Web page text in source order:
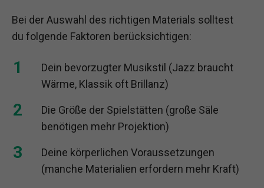
Bei der Auswahl des richtigen Materials solltest
du folgende Faktoren berücksichtigen:
Dein bevorzugter Musikstil (Jazz braucht
Wärme, Klassik oft Brillanz)
Die Größe der Spielstätten (große Säle
benötigen mehr Projektion)
Deine körperlichen Voraussetzungen
(manche Materialien erfordern mehr Kraft)